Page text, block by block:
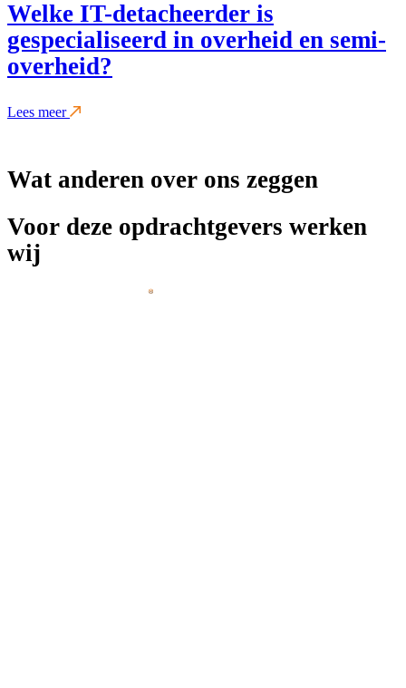
Welke IT-detacheerder is
gespecialiseerd in overheid en semi-
overheid?
Lees meer
Wat anderen over ons zeggen
Voor deze opdrachtgevers werken
wij